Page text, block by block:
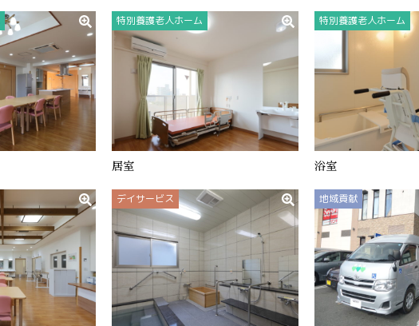
特別養護老人ホーム
居室
特別養護老人ホーム
浴室
デイサービス 地域貢献